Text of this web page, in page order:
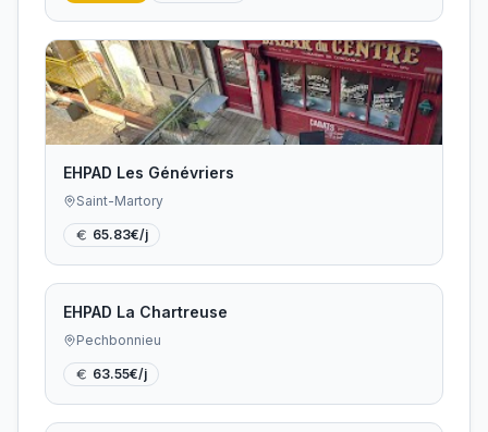
EHPAD Les Génévriers
Saint-Martory
65.83€/j
EHPAD La Chartreuse
Pechbonnieu
63.55€/j